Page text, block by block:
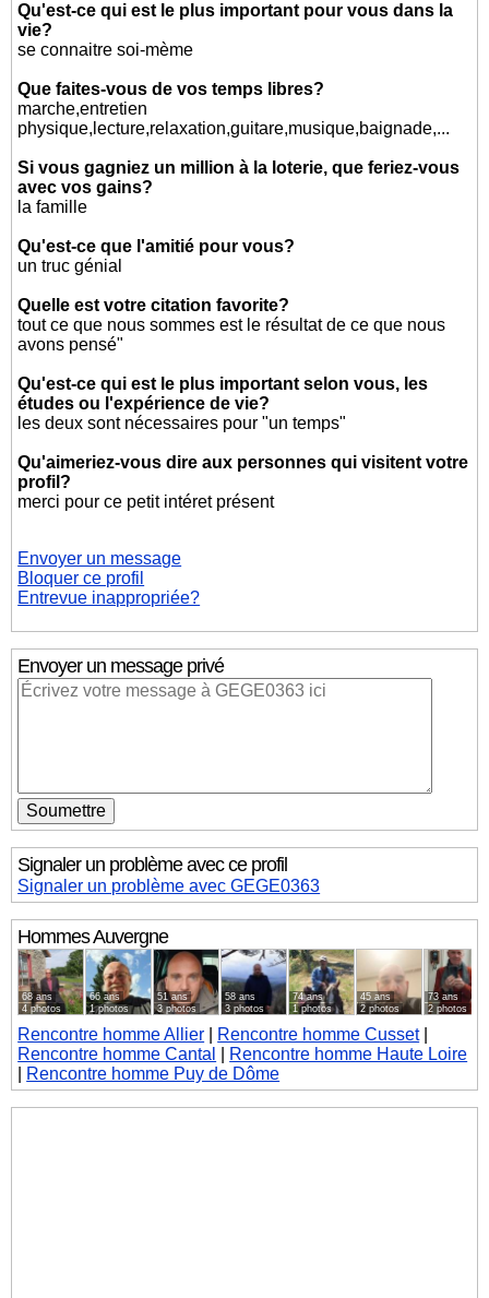
Qu'est-ce qui est le plus important pour vous dans la
vie?
se connaitre soi-mème
Que faites-vous de vos temps libres?
marche,entretien
physique,lecture,relaxation,guitare,musique,baignade,...
Si vous gagniez un million à la loterie, que feriez-vous
avec vos gains?
la famille
Qu'est-ce que l'amitié pour vous?
un truc génial
Quelle est votre citation favorite?
tout ce que nous sommes est le résultat de ce que nous
avons pensé"
Qu'est-ce qui est le plus important selon vous, les
études ou l'expérience de vie?
les deux sont nécessaires pour "un temps"
Qu'aimeriez-vous dire aux personnes qui visitent votre
profil?
merci pour ce petit intéret présent
Envoyer un message
Bloquer ce profil
Entrevue inappropriée?
Envoyer un message privé
Signaler un problème avec ce profil
Signaler un problème avec GEGE0363
HommesAuvergne
68 ans
4 photos
66 ans
1 photos
51 ans
3 photos
58 ans
3 photos
74 ans
1 photos
45 ans
2 photos
73 ans
2 photos
Rencontre homme Allier Rencontre homme Cusset|
Rencontre homme Cantal
Rencontre homme Haute Loire
Rencontre homme Puy de Dôme